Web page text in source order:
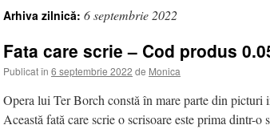
conținut
Arhiva zilnică: 6 septembrie 2022
Fata care scrie – Cod produs
Publicat în 6 septembrie 2022 de Monica
Opera lui Ter Borch constă în mare parte din picturi
Această fată care scrie o scrisoare este prima dintr-